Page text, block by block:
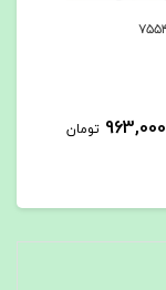
963,000 تومان